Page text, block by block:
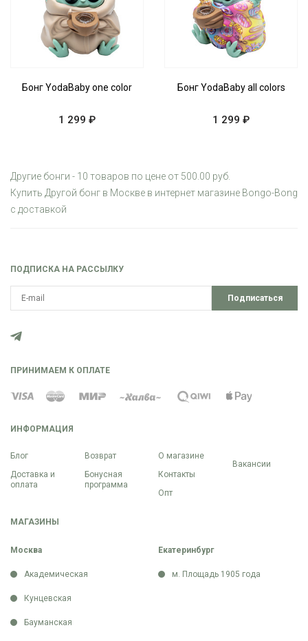
Бонг YodaBaby one color
1 299 ₽
Бонг YodaBaby all colors
1 299 ₽
Другие бонги - 10 товаров по цене от 500.00 руб.
Купить Другой бонг в Москве в интернет магазине Bongo-Bong
с доставкой
ИНФОРМАЦИЯ
Блог
Доставка и
оплата
Возврат
Бонусная
программа
О магазине
Контакты
Опт
Вакансии
МАГАЗИНЫ
Москва
Академическая
Кунцевская
Бауманская
Екатеринбург
м. Площадь 1905 года
ПОДПИСКА НА РАССЫЛКУ
Подписаться
ПРИНИМАЕМ К ОПЛАТЕ